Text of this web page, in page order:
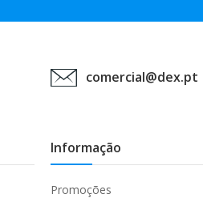
comercial@dex.pt
Informação
Promoções